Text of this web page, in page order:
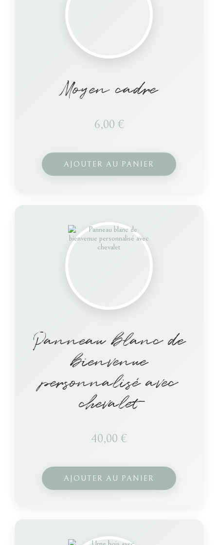
Moyen cadre
6,00 €
AJOUTER AU PANIER
Panneau blanc de
bienvenue
personnalisé avec
chevalet
40,00 €
AJOUTER AU PANIER